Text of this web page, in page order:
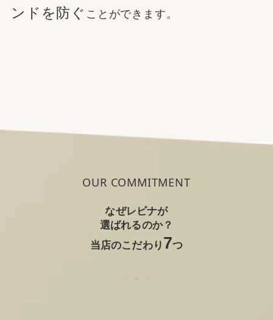
ンドを防ぐ ことができます。
OUR COMMITMENT
なぜレビナが
選ばれるのか？
当店のこだわり 7つ